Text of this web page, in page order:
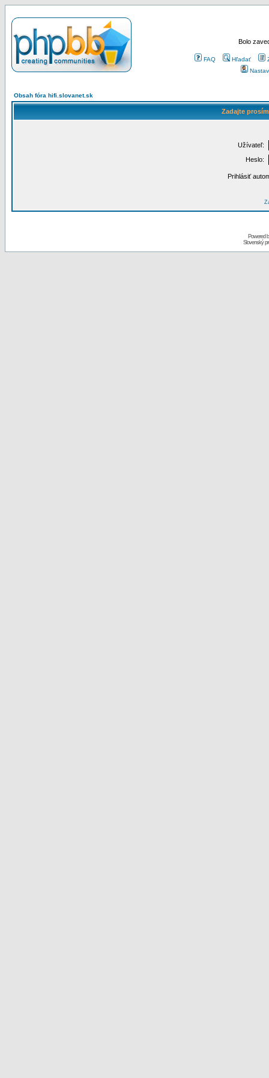
Bolo
FAQ Hľadať
Obsah fóra hifi.slovanet.sk
Zadajte
Užívateľ:
Heslo:
Prihlásiť
Powered
Slovenský